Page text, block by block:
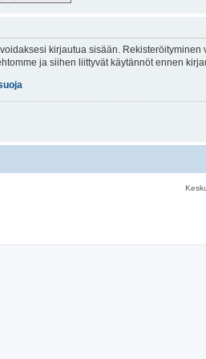
kirjautua sisään.
ja siihen liittyvät käytännöt ennen